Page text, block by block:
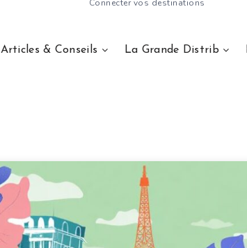
Connecter vos destinations
Articles & Conseils La Grande Distrib